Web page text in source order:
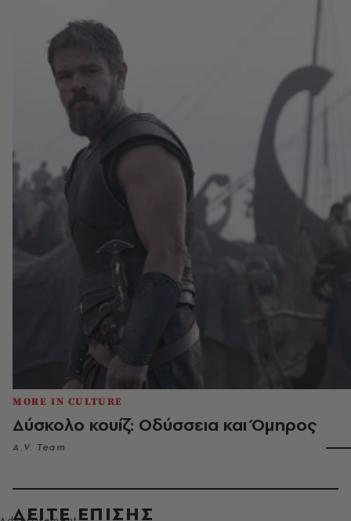
MORE IN CULTURE
Δύσκολο κουίζ: Οδύσσεια και Όμηρος
A.V. Team
ΔΕΙΤΕ ΕΠΙΣΗΣ